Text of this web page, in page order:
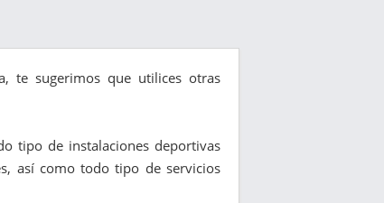
te sugerimos que utilices otras
tipo de instalaciones deportivas
así como todo tipo de servicios